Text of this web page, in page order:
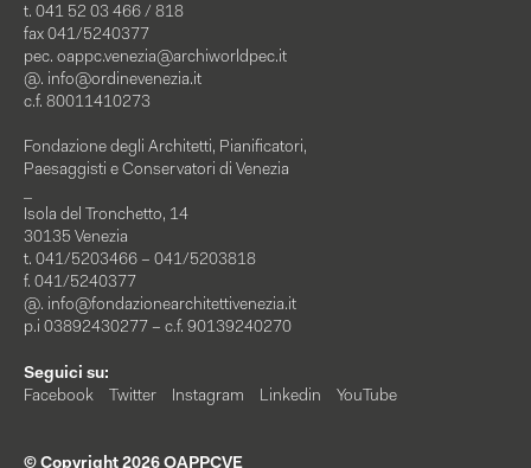
t. 041 52 03 466 / 818
fax 041/5240377
pec. oappc.venezia@archiworldpec.it
@. info@ordinevenezia.it
c.f. 80011410273
Fondazione degli Architetti, Pianificatori,
Paesaggisti e Conservatori di Venezia
Isola del Tronchetto, 14
30135 Venezia
t. 041/5203466 – 041/5203818
f. 041/5240377
@. info@fondazionearchitettivenezia.it
p.i 03892430277 – c.f. 90139240270
Seguici su:
Facebook
Twitter Instagram Linkedin YouTube
© Copyright 2026 OAPPCVE